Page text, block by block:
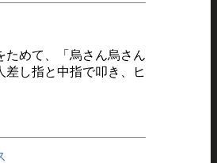
ためて、「烏さん烏さん
し指と中指で叩き、ヒ